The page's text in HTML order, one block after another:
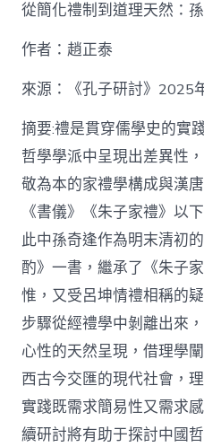
從簡化禮制到道理天然：
作者：趙正泰
來源：《孔子研討》2025
摘要:禮是貫穿儒學史的實
哲學學派中呈現出差異性
敬為本的家禮學構成與漢
《書儀》《朱子家禮》以
此中孫奇逢作為明末清初
酌》一書，繼承了《朱子
惟，又受呂坤情禮相稱的
步驟從經禮學中剝離出來
心性的天然呈現，借理學
西古今交匯的現代社會，
實踐既需求簡易性又需求
續研討將有助于探討中國